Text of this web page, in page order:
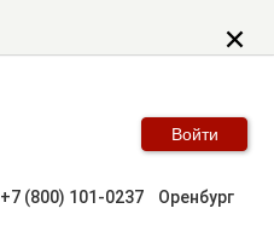
Войти
+7 (800) 101-0237 Оренбург